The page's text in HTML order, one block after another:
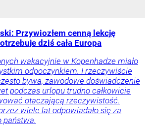
Przywiozłem cenną lekcję
dziś cała Europa
wakacyjnie w Kopenhadze miało
odpoczynkiem. I rzeczywiście
bywa, zawodowe doświadczenie
podczas urlopu trudno całkowicie
otaczającą rzeczywistość.
wiele lat odpowiadało się za
państwa.